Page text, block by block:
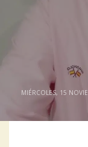
MIÉRCOLES, 15